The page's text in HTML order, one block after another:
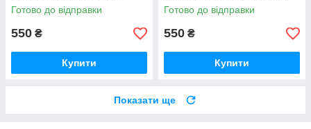
Готово до відправки
550 ₴
Купити
Готово до відправки
550 ₴
Купити
Показати ще